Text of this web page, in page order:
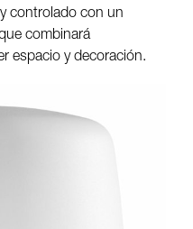
controlado con un
combinará
espacio y decoración.